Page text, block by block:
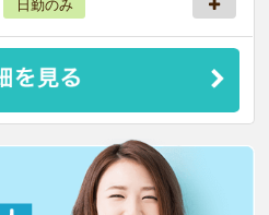
日勤のみ